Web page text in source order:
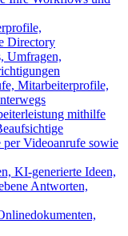
Directory
Umfragen,
Mitarbeiterprofile,
mithilfe
Videoanrufe sowie
KI-generierte Ideen,
Antworten,